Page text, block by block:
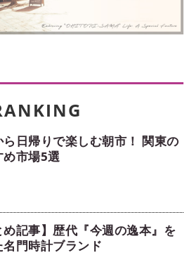
ら日帰りで楽しむ朝市！ 関東の
め市場5選
め記事】歴代『今週の逸本』を
門時計ブランド